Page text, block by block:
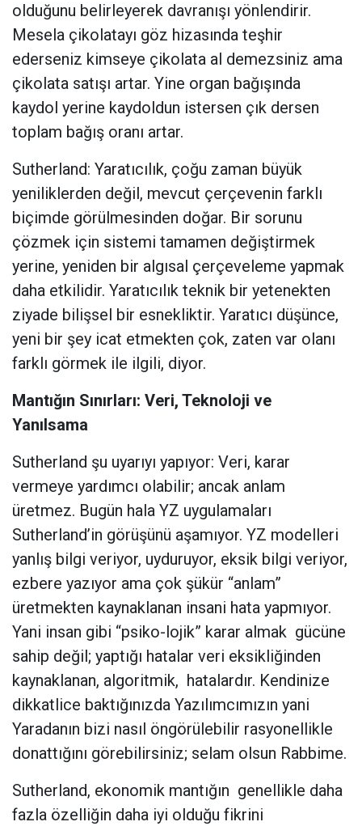
olduğunu belirleyerek davranışı yönlendirir.
Mesela çikolatayı göz hizasında teşhir
ederseniz kimseye çikolata al demezsiniz ama
çikolata satışı artar. Yine organ bağışında
kaydol yerine kaydoldun istersen çık dersen
toplam bağış oranı artar.
Sutherland: Yaratıcılık, çoğu zaman büyük
yeniliklerden değil, mevcut çerçevenin farklı
biçimde görülmesinden doğar. Bir sorunu
çözmek için sistemi tamamen değiştirmek
yerine, yeniden bir algısal çerçeveleme yapmak
daha etkilidir. Yaratıcılık teknik bir yetenekten
ziyade bilişsel bir esnekliktir. Yaratıcı düşünce,
yeni bir şey icat etmekten çok, zaten var olanı
farklı görmek ile ilgili, diyor.
Mantığın Sınırları: Veri, Teknoloji ve
Yanılsama
Sutherland şu uyarıyı yapıyor: Veri, karar
vermeye yardımcı olabilir; ancak anlam
üretmez. Bugün hala YZ uygulamaları
Sutherland’in görüşünü aşamıyor. YZ modelleri
yanlış bilgi veriyor, uyduruyor, eksik bilgi veriyor,
ezbere yazıyor ama çok şükür “anlam”
üretmekten kaynaklanan insani hata yapmıyor.
Yani insan gibi “psiko-lojik” karar almak gücüne
sahip değil; yaptığı hatalar veri eksikliğinden
kaynaklanan, algoritmik, hatalardır. Kendinize
dikkatlice baktığınızda Yazılımcımızın yani
Yaradanın bizi nasıl öngörülebilir rasyonellikle
donattığını görebilirsiniz; selam olsun Rabbime.
Sutherland, ekonomik mantığın genellikle daha
fazla özelliğin daha iyi olduğu fikrini